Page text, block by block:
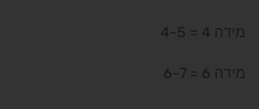
מידה 4 = 4-5
מידה 6 = 6-7